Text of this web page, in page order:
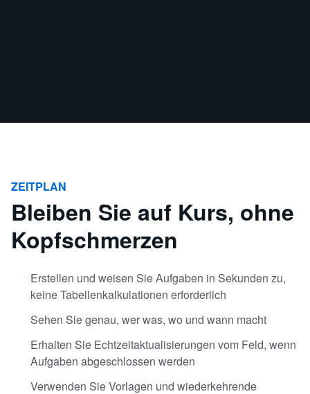
ZEITPLAN
Bleiben Sie auf Kurs, ohne
Kopfschmerzen
Erstellen und weisen Sie Aufgaben in Sekunden zu,
keine Tabellenkalkulationen erforderlich
Sehen Sie genau, wer was, wo und wann macht
Erhalten Sie Echtzeitaktualisierungen vom Feld, wenn
Aufgaben abgeschlossen werden
Verwenden Sie Vorlagen und wiederkehrende